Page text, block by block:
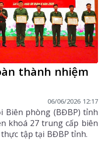
thành nhiệm
06/06/2026 12:17
Biên phòng (BĐBP) tỉnh
khoá 27 trung cấp biên
tập tại BĐBP tỉnh.